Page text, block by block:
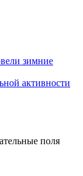
зимние
активности
поля